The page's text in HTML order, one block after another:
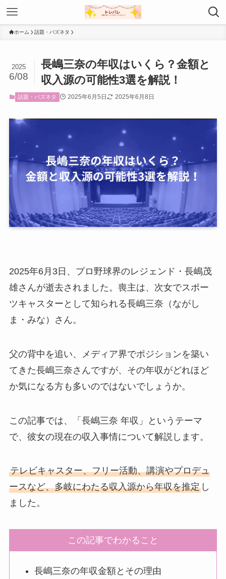
ホーム 話題・バズネタ
長嶋三奈の年収はいくら？金額と
収入源の可能性3選を解説！
2025
6/08
話題・バズネタ 2025年6月5日 2025年6月8日
2025年6月3日、プロ野球界のレジェンド・長嶋茂
雄さんが逝去されました。喪主は、次女でスポー
ツキャスターとして知られる長嶋三奈（ながし
ま・みな）さん。
父の背中を追い、メディア界でポジションを築い
てきた長嶋三奈さんですが、その年収がどれほど
か気になる方も多いのではないでしょうか。
この記事では、「長嶋三奈 年収」というテーマ
で、彼女の現在の収入事情について解説します。
テレビキャスター、フリー活動、講演やプロデュ
ースなど、多岐にわたる収入源から年収を推定し
ました。
この記事でわかること
長嶋三奈の年収金額とその理由